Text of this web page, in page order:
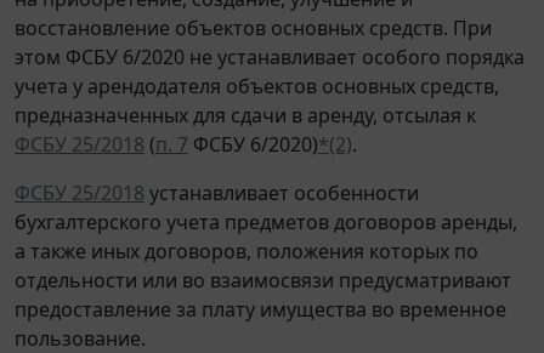
восстановление объектов основных средств. При
этом ФСБУ 6/2020 не устанавливает особого порядка
учета у арендодателя объектов основных средств,
предназначенных для сдачи в аренду, отсылая к
ФСБУ 25/2018 (п. 7 ФСБУ 6/2020)*(2).
ФСБУ 25/2018 устанавливает особенности
бухгалтерского учета предметов договоров аренды,
а также иных договоров, положения которых по
отдельности или во взаимосвязи предусматривают
предоставление за плату имущества во временное
пользование.